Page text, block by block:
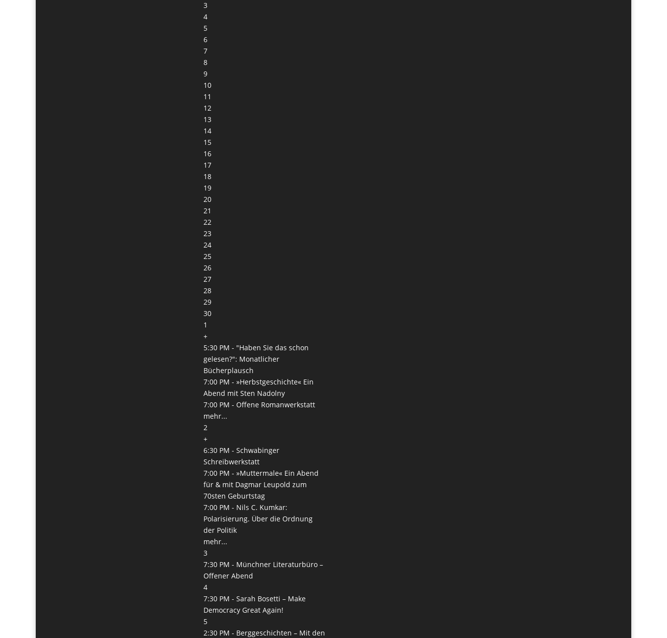
3
4
5
6
7
8
9
10
11
12
13
14
15
16
17
18
19
20
21
22
23
24
25
26
27
28
29
30
1
+
5:30 PM - "Haben Sie das schon
gelesen?": Monatlicher
Bücherplausch
7:00 PM -»Herbstgeschichte« Ein
Abend mit Sten Nadolny
7:00 PM -Offene Romanwerkstatt
mehr...
2
+
6:30 PM -Schwabinger
Schreibwerkstatt
7:00 PM -»Muttermale« Ein Abend
für & mit Dagmar Leupold zum
70sten Geburtstag
7:00 PM - Nils C. Kumkar:
Polarisierung. Über die Ordnung
der Politik
mehr...
3
7:30 PM - Münchner Literaturbüro –
Offener Abend
4
7:30 PM -Sarah Bosetti – Make
Democracy Great Again!
5
2:30 PM - Berggeschichten – Mit den